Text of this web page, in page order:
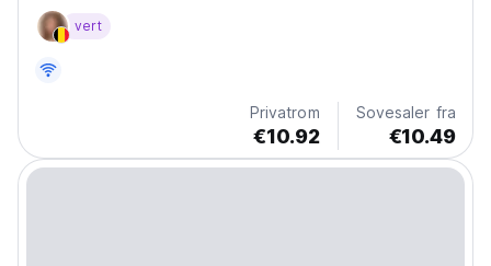
etter. Beliggende på Osa-halvøya, i en regnskog som
National Geographic omtaler som "et av de mest
vert
Privatrom
€10.92
Sovesaler fra
€10.49